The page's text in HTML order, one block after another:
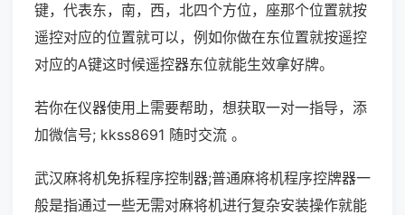
键，代表东，南，西，北四个方位，座那个位置就按
遥控对应的位置就可以，例如你做在东位置就按遥控
对应的A键这时候遥控器东位就能生效拿好牌。
若你在仪器使用上需要帮助，想获取一对一指导，添
加微信号; kkss8691 随时交流 。
武汉麻将机免拆程序控制器;普通麻将机程序控牌器一
般是指通过一些无需对麻将机进行复杂安装操作就能